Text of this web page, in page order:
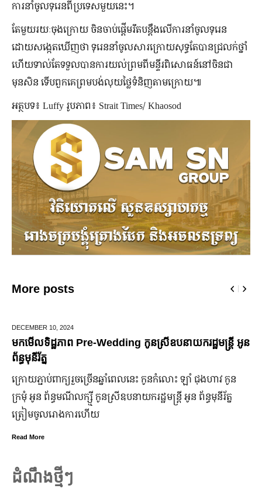
ការនាំចូលទុរេនពីប្រទេសមួយនេះ។
តែមួយរយៈចុងក្រោយ ចិនចាប់ផ្ដើមរឹតបន្តឹងលើការនាំចូលទុរេន
ដោយសង្កេតឃើញថា ទុរេននាំចូលសារក្រោយសុទ្ធតែបានជ្រលក់ថ្នាំ
ហើយទាល់តែទទួលបានការយល់ព្រមពីមន្ទីរពិសោធន៍នៅចិនជា
មុនសិន ទើបពួកគេព្រមបង់លុយថ្លៃទំនិញតាមក្រោយ៕
អត្ថបទ៖ Luffy រូបភាព៖ Strait Times/ Khaosod
More posts
កូនស្រីឧបនាយករដ្ឋមន្រ្តី អូន
ន​ឆ្នាំ​ពេលនេះ កូនកំលោះ ឡាំ ជុងហាវ កូន
ស្រី​ឧបនាយករដ្ឋមន្ត្រី អូន ព័ន្ធមុនីរ័ត្ន
មកដឹងប្រាក់ចំណេញសុ
ក្រុមហ៊ុន Ford Motor
ឡើង បើទោះបីវិបត្តិសេ
ដំណឹងថ្មីៗ